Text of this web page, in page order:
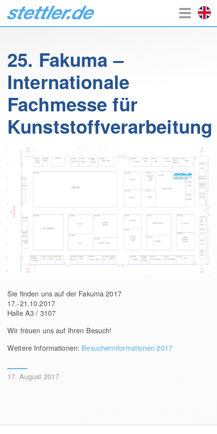
25. Fakuma –
Internationale
Fachmesse für
Kunststoffverarbeitung
Sie finden uns auf der Fakuma 2017
17.-21.10.2017
Halle A3 / 3107
Wir freuen uns auf Ihren Besuch!
Weitere Informationen: Besucherinformationen 2017
17. August 2017